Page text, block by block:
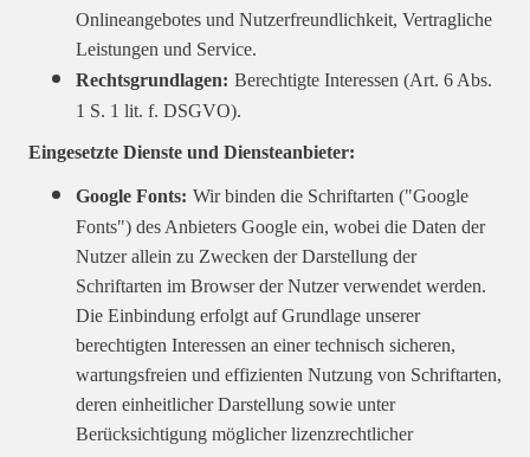
Onlineangebotes und Nutzerfreundlichkeit, Vertragliche
Leistungen und Service.
Rechtsgrundlagen: Berechtigte Interessen (Art. 6 Abs.
1 S. 1 lit. f. DSGVO).
Eingesetzte Dienste und Diensteanbieter:
Google Fonts: Wir binden die Schriftarten ("Google
Fonts") des Anbieters Google ein, wobei die Daten der
Nutzer allein zu Zwecken der Darstellung der
Schriftarten im Browser der Nutzer verwendet werden.
Die Einbindung erfolgt auf Grundlage unserer
berechtigten Interessen an einer technisch sicheren,
wartungsfreien und effizienten Nutzung von Schriftarten,
deren einheitlicher Darstellung sowie unter
Berücksichtigung möglicher lizenzrechtlicher